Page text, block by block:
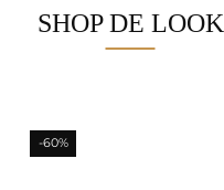
SHOP DE LOOK
-60%